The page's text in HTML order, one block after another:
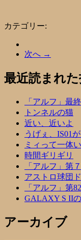
カテゴリー:
次へ →
最近読まれ
「アルフ」最
トンネルの猫
近い、近いよ
うげぇ、IS01
ミィって一体
時間ギリギリ
「アルフ」第
アストロ球団
「アルフ」第
GALAXY S II
アーカイブ